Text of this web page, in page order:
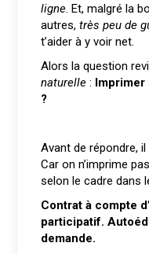
ligne . Et, malgré la
autres,très peu de
t’aider à y voir net.
Alors la question
naturelle :
?
Avant de répondre, il
Car on n’imprime
selon le cadre dans
Contrat à compte
participatif.
demande.